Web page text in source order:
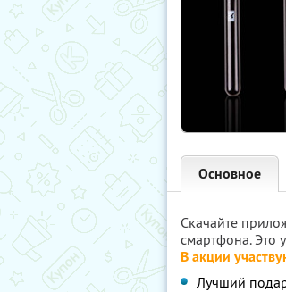
Основное
Скачайте
смартфона. Это
В акции
Лучший